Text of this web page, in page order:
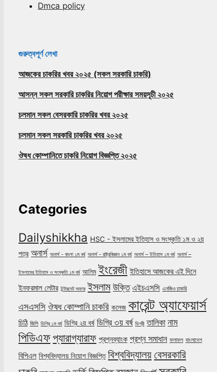
Dmca policy
গুরুত্বপূর্ণ লেখা
আজকের চাকরির খবর ২০২৫ (সকল সরকারি চাকরি)
আসন্ন সকল সরকারি চাকরির নিয়োগ পরীক্ষার সময়সূচী ২০২৫
চলমান সকল বেসরকারি চাকরির খবর ২০২৫
চলমান সকল সরকারি চাকরির খবর ২০২৫
ঔষধ কোম্পানিতে চাকরি নিয়োগ বিজ্ঞপ্তি ২০২৫
Categories
Dailyshikkha HSC - ইসলামের ইতিহাস ও সংস্কৃতি ১ম ও ২য়
পত্র অনার্স অনার্স - বাংলা ১ম বর্ষ অনার্স - রাষ্ট্রবিজ্ঞান ১ম বর্ষ অনার্স – ইতিহাস ১ম বর্ষ অনার্স –
ইসলামের ইতিহাস ও সংস্কৃতি ১ম বর্ষ আলিম ইংরেজী ইতিহাসে আজকের এই দিনে
ইনফরমাল লেটার ইন্টারনেট অফার ইসলাম উক্তি এইচএসসি এনজিও চাকরি
এসএসসি ঔষধ কোম্পানি চাকরি কলেজ কারেন্ট অ্যাফেয়ার্স
চিঠি জিপি ডিগ্রি ১ম বর্ষ ডিগ্রি ২য় বর্ষ ডিগ্রি ৩য় বর্ষ ডিগ্রী তালিকা নাম
পিডিএফপ্যারাগ্যারাফ প্রশ্নব্যাংক প্রশ্ন সমাধান ফলাফল বাংলাদেশ
বিপিএল বিশ্ববিদ্যালয় নিয়োগ বিজ্ঞপ্তি বিশ্ববিদ্যালয়বেসরকারি